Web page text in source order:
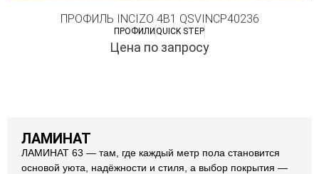
ПРОФИЛЬ INCIZO 4В1 QSVINCP40236
ПРОФИЛИ QUICK STEP
Цена по запросу
ЛАМИНАТ
ЛАМИНАТ 63 — там, где каждый метр пола становится
основой уюта, надёжности и стиля, а выбор покрытия —